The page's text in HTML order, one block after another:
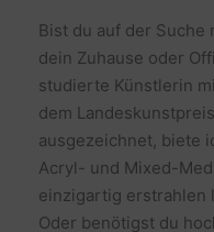
Bist du auf der Suche
dein Zuhause oder
studierte Künstlerin
dem
ausgezeichnet, biete
Acryl- und Mixed-
einzigartig erstrahlen
Oder benötigst du